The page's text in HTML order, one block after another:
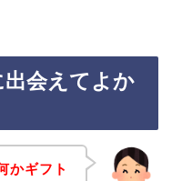
会えてよか
かギフト